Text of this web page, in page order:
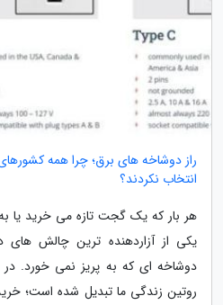
راز دوشاخه های برق؛ چرا همه کشورهای
انتخاب نکردند؟
هر بار که یک گجت تازه می خرید یا
یکی از آزاردهنده ترین چالش
دوشاخه ای که به پریز نمی خورد. در